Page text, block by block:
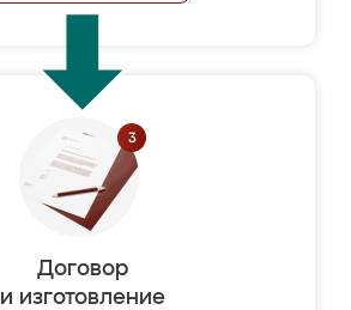
Договор
и изготовление